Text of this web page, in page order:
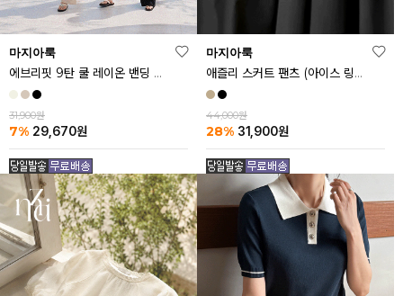
마지아룩
에브리핏 9탄 쿨 레이온 밴딩 와이드 팬츠
31,900원
7% 29,670원
마지아룩
애즐리 스커트 팬츠 (아이스 링클프리ver.)
44,000원
28% 31,900원